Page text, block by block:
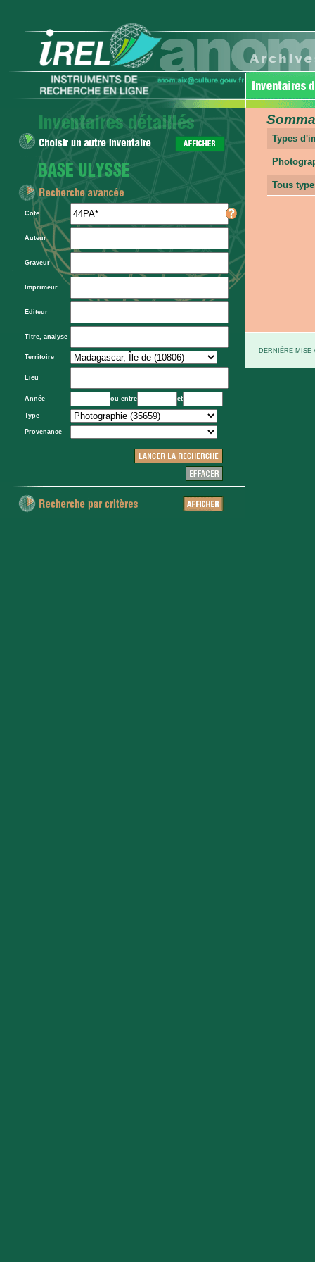
Cote
Auteur
Graveur
Imprimeur
Editeur
Titre, analyse
Territoire
Lieu
Année ou entre et
Type
Provenance
Types
Tous
DERNIÈRE MISE